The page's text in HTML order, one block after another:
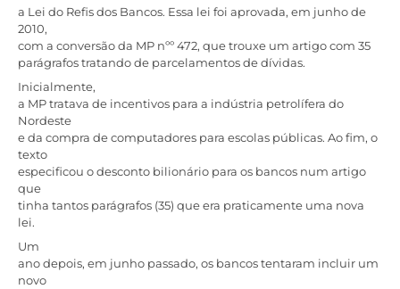
a Lei do Refis dos Bancos. Essa lei foi aprovada, em junho de
2010,
com a conversão da MP nºº 472, que trouxe um artigo com 35
parágrafos tratando de parcelamentos de dívidas.
Inicialmente,
a MP tratava de incentivos para a indústria petrolífera do
Nordeste
e da compra de computadores para escolas públicas. Ao fim, o
texto
especificou o desconto bilionário para os bancos num artigo
que
tinha tantos parágrafos (35) que era praticamente uma nova
lei.
Um
ano depois, em junho passado, os bancos tentaram incluir um
novo